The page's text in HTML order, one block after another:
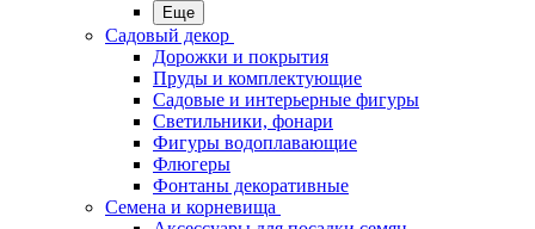
Еще
Садовый декор
Дорожки и покрытия
Пруды и комплектующие
Садовые и интерьерные фигуры
Светильники, фонари
Фигуры водоплавающие
Флюгеры
Фонтаны декоративные
Семена и корневища